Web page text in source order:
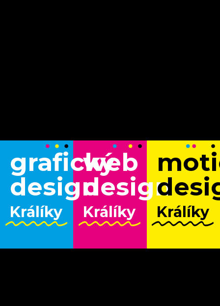
grafický
design
Králíky
web
design
Králíky Králíky